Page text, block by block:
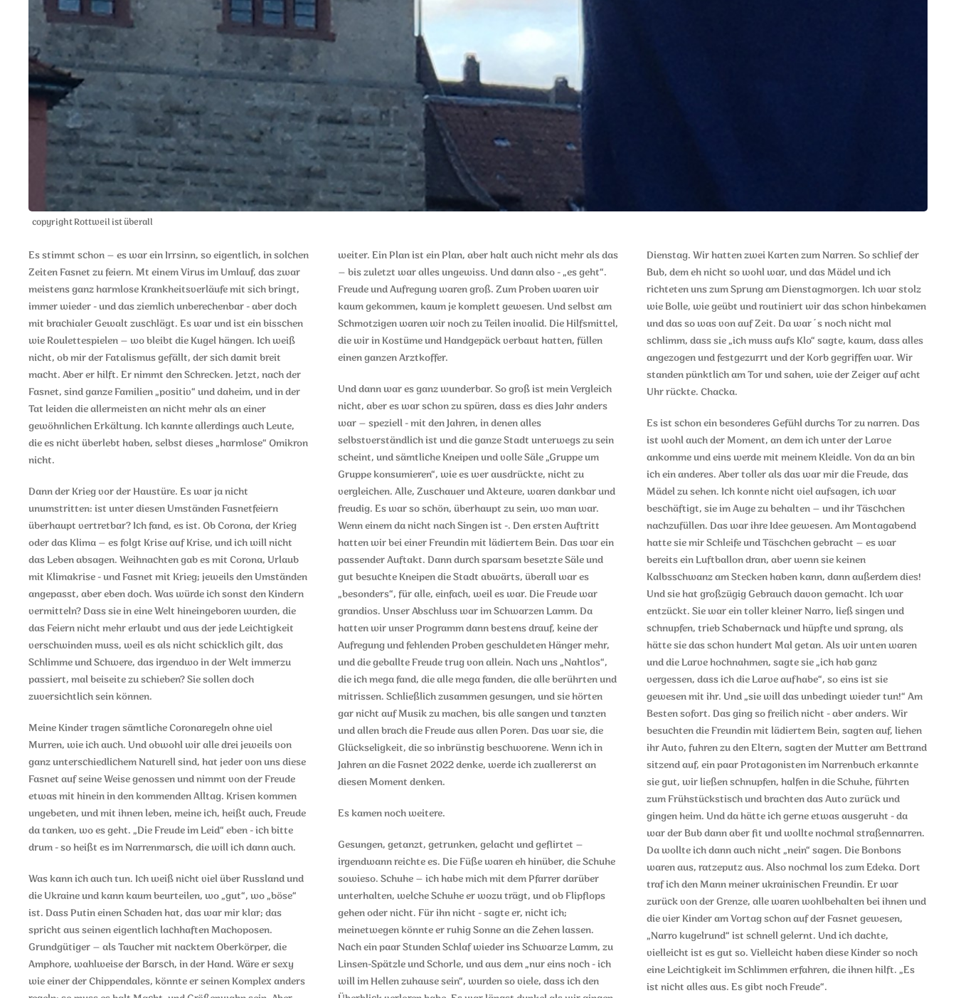
copyright Rottweil ist überall
Es stimmt schon – es war ein Irrsinn, so eigentlich, in solchen
Zeiten Fasnet zu feiern. Mt einem Virus im Umlauf, das zwar
meistens ganz harmlose Krankheitsverläufe mit sich bringt,
immer wieder - und das ziemlich unberechenbar - aber doch
mit brachialer Gewalt zuschlägt. Es war und ist ein bisschen
wie Roulettespielen – wo bleibt die Kugel hängen. Ich weiß
nicht, ob mir der Fatalismus gefällt, der sich damit breit
macht. Aber er hilft. Er nimmt den Schrecken. Jetzt, nach der
Fasnet, sind ganze Familien „positiv“ und daheim, und in der
Tat leiden die allermeisten an nicht mehr als an einer
gewöhnlichen Erkältung. Ich kannte allerdings auch Leute,
die es nicht überlebt haben, selbst dieses „harmlose“ Omikron
nicht.
Dann der Krieg vor der Haustüre. Es war ja nicht
unumstritten: ist unter diesen Umständen Fasnetfeiern
überhaupt vertretbar? Ich fand, es ist. Ob Corona, der Krieg
oder das Klima – es folgt Krise auf Krise, und ich will nicht
das Leben absagen. Weihnachten gab es mit Corona, Urlaub
mit Klimakrise - und Fasnet mit Krieg; jeweils den Umständen
angepasst, aber eben doch. Was würde ich sonst den Kindern
vermitteln? Dass sie in eine Welt hineingeboren wurden, die
das Feiern nicht mehr erlaubt und aus der jede Leichtigkeit
verschwinden muss, weil es als nicht schicklich gilt, das
Schlimme und Schwere, das irgendwo in der Welt immerzu
passiert, mal beiseite zu schieben? Sie sollen doch
zuversichtlich sein können.
Meine Kinder tragen sämtliche Coronaregeln ohne viel
Murren, wie ich auch. Und obwohl wir alle drei jeweils von
ganz unterschiedlichem Naturell sind, hat jeder von uns diese
Fasnet auf seine Weise genossen und nimmt von der Freude
etwas mit hinein in den kommenden Alltag. Krisen kommen
ungebeten, und mit ihnen leben, meine ich, heißt auch, Freude
da tanken, wo es geht. „Die Freude im Leid“ eben - ich bitte
drum - so heißt es im Narrenmarsch, die will ich dann auch.
Was kann ich auch tun. Ich weiß nicht viel über Russland und
die Ukraine und kann kaum beurteilen, wo „gut“, wo „böse“
ist. Dass Putin einen Schaden hat, das war mir klar; das
spricht aus seinen eigentlich lachhaften Machoposen.
Grundgütiger – als Taucher mit nacktem Oberkörper, die
Amphore, wahlweise der Barsch, in der Hand. Wäre er sexy
wie einer der Chippendales, könnte er seinen Komplex anders
weiter. Ein Plan ist ein Plan, aber halt auch nicht mehr als das
– bis zuletzt war alles ungewiss. Und dann also - „es geht“.
Freude und Aufregung waren groß. Zum Proben waren wir
kaum gekommen, kaum je komplett gewesen. Und selbst am
Schmotzigen waren wir noch zu Teilen invalid. Die Hilfsmittel,
die wir in Kostüme und Handgepäck verbaut hatten, füllen
einen ganzen Arztkoffer.
Und dann war es ganz wunderbar. So groß ist mein Vergleich
nicht, aber es war schon zu spüren, dass es dies Jahr anders
war – speziell - mit den Jahren, in denen alles
selbstverständlich ist und die ganze Stadt unterwegs zu sein
scheint, und sämtliche Kneipen und volle Säle „Gruppe um
Gruppe konsumieren“, wie es wer ausdrückte, nicht zu
vergleichen. Alle, Zuschauer und Akteure, waren dankbar und
freudig. Es war so schön, überhaupt zu sein, wo man war.
Wenn einem da nicht nach Singen ist -. Den ersten Auftritt
hatten wir bei einer Freundin mit lädiertem Bein. Das war ein
passender Auftakt. Dann durch sparsam besetzte Säle und
gut besuchte Kneipen die Stadt abwärts, überall war es
„besonders“, für alle, einfach, weil es war. Die Freude war
grandios. Unser Abschluss war im Schwarzen Lamm. Da
hatten wir unser Programm dann bestens drauf, keine der
Aufregung und fehlenden Proben geschuldeten Hänger mehr,
und die geballte Freude trug von allein. Nach uns „Nahtlos“,
die ich mega fand, die alle mega fanden, die alle berührten und
mitrissen. Schließlich zusammen gesungen, und sie hörten
gar nicht auf Musik zu machen, bis alle sangen und tanzten
und allen brach die Freude aus allen Poren. Das war sie, die
Glückseligkeit, die so inbrünstig beschworene. Wenn ich in
Jahren an die Fasnet 2022 denke, werde ich zuallererst an
diesen Moment denken.
Es kamen noch weitere.
Gesungen, getanzt, getrunken, gelacht und geflirtet –
irgendwann reichte es. Die Füße waren eh hinüber, die Schuhe
sowieso. Schuhe – ich habe mich mit dem Pfarrer darüber
unterhalten, welche Schuhe er wozu trägt, und ob Flipflops
gehen oder nicht. Für ihn nicht - sagte er, nicht ich;
meinetwegen könnte er ruhig Sonne an die Zehen lassen.
Nach ein paar Stunden Schlaf wieder ins Schwarze Lamm, zu
Linsen-Spätzle und Schorle, und aus dem „nur eins noch - ich
will im Hellen zuhause sein“, wurden so viele, dass ich den
Dienstag. Wir hatten zwei Karten zum Narren. So schlief der
Bub, dem eh nicht so wohl war, und das Mädel und ich
richteten uns zum Sprung am Dienstagmorgen. Ich war stolz
wie Bolle, wie geübt und routiniert wir das schon hinbekamen
und das so was von auf Zeit. Da war´s noch nicht mal
schlimm, dass sie „ich muss aufs Klo“ sagte, kaum, dass alles
angezogen und festgezurrt und der Korb gegriffen war. Wir
standen pünktlich am Tor und sahen, wie der Zeiger auf acht
Uhr rückte. Chacka.
Es ist schon ein besonderes Gefühl durchs Tor zu narren. Das
ist wohl auch der Moment, an dem ich unter der Larve
ankomme und eins werde mit meinem Kleidle. Von da an bin
ich ein anderes. Aber toller als das war mir die Freude, das
Mädel zu sehen. Ich konnte nicht viel aufsagen, ich war
beschäftigt, sie im Auge zu behalten – und ihr Täschchen
nachzufüllen. Das war ihre Idee gewesen. Am Montagabend
hatte sie mir Schleife und Täschchen gebracht – es war
bereits ein Luftballon dran, aber wenn sie keinen
Kalbsschwanz am Stecken haben kann, dann außerdem dies!
Und sie hat großzügig Gebrauch davon gemacht. Ich war
entzückt. Sie war ein toller kleiner Narro, ließ singen und
schnupfen, trieb Schabernack und hüpfte und sprang, als
hätte sie das schon hundert Mal getan. Als wir unten waren
und die Larve hochnahmen, sagte sie „ich hab ganz
vergessen, dass ich die Larve aufhabe“, so eins ist sie
gewesen mit ihr. Und „sie will das unbedingt wieder tun!“ Am
Besten sofort. Das ging so freilich nicht - aber anders. Wir
besuchten die Freundin mit lädiertem Bein, sagten auf, liehen
ihr Auto, fuhren zu den Eltern, sagten der Mutter am Bettrand
sitzend auf, ein paar Protagonisten im Narrenbuch erkannte
sie gut, wir ließen schnupfen, halfen in die Schuhe, führten
zum Frühstückstisch und brachten das Auto zurück und
gingen heim. Und da hätte ich gerne etwas ausgeruht - da
war der Bub dann aber fit und wollte nochmal straßennarren.
Da wollte ich dann auch nicht „nein“ sagen. Die Bonbons
waren aus, ratzeputz aus. Also nochmal los zum Edeka. Dort
traf ich den Mann meiner ukrainischen Freundin. Er war
zurück von der Grenze, alle waren wohlbehalten bei ihnen und
die vier Kinder am Vortag schon auf der Fasnet gewesen,
„Narro kugelrund“ ist schnell gelernt. Und ich dachte,
vielleicht ist es gut so. Vielleicht haben diese Kinder so noch
eine Leichtigkeit im Schlimmen erfahren, die ihnen hilft. „Es
ist nicht alles aus. Es gibt noch Freude“.